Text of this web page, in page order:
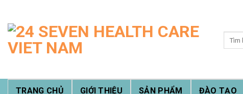
content
TRANG CHỦ GIỚI THIỆU SẢN PHẨM ĐÀO TẠO